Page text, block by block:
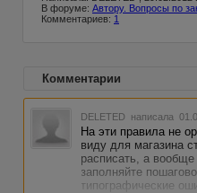
В форуме: Автору. Вопросы по
Комментариев: 1
Комментарии
DELETED написала
На эти правила не
виду для магазина
расписать, а
заполняйте
типографические